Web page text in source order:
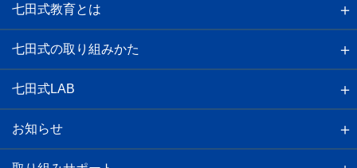
七田式教育とは
七田式の取り組みかた
七田式LAB
お知らせ